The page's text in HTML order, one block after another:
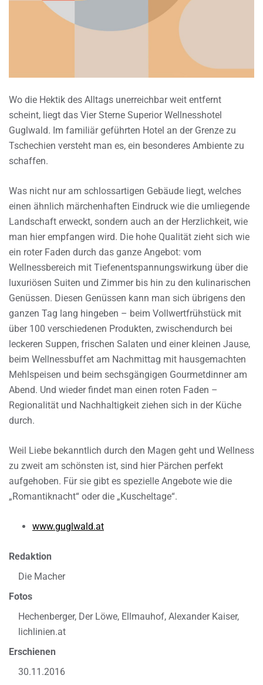
Wo die Hektik des Alltags unerreichbar weit entfernt
scheint, liegt das Vier Sterne Superior Wellnesshotel
Guglwald. Im familiär geführten Hotel an der Grenze zu
Tschechien versteht man es, ein besonderes Ambiente zu
schaffen.
Was nicht nur am schlossartigen Gebäude liegt, welches
einen ähnlich märchenhaften Eindruck wie die umliegende
Landschaft erweckt, sondern auch an der Herzlichkeit, wie
man hier empfangen wird. Die hohe Qualität zieht sich wie
ein roter Faden durch das ganze Angebot: vom
Wellnessbereich mit Tiefenentspannungswirkung über die
luxuriösen Suiten und Zimmer bis hin zu den kulinarischen
Genüssen. Diesen Genüssen kann man sich übrigens den
ganzen Tag lang hingeben – beim Vollwertfrühstück mit
über 100 verschiedenen Produkten, zwischendurch bei
leckeren Suppen, frischen Salaten und einer kleinen Jause,
beim Wellnessbuffet am Nachmittag mit hausgemachten
Mehlspeisen und beim sechsgängigen Gourmetdinner am
Abend. Und wieder findet man einen roten Faden –
Regionalität und Nachhaltigkeit ziehen sich in der Küche
durch.
Weil Liebe bekanntlich durch den Magen geht und Wellness
zu zweit am schönsten ist, sind hier Pärchen perfekt
aufgehoben. Für sie gibt es spezielle Angebote wie die
„Romantiknacht“ oder die „Kuscheltage“.
www.guglwald.at
Redaktion
Die Macher
Fotos
Hechenberger, Der Löwe, Ellmauhof, Alexander Kaiser,
lichlinien.at
Erschienen
30.11.2016